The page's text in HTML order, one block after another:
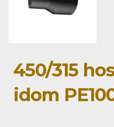
450/315
idom